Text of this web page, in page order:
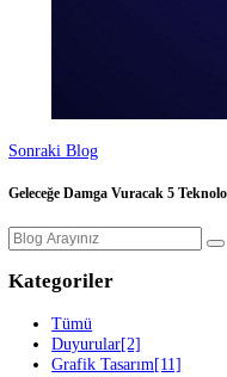
Genç Bir Üniversiteli